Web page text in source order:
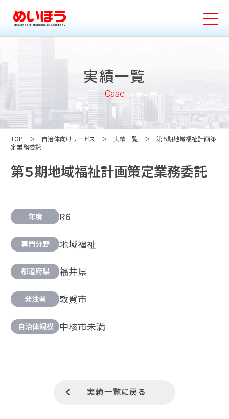
実績一覧
Case
TOP 自治体向けサービス 実績一覧
第５期地域福祉計画策
定業務委託
第５期地域福祉計画策定業務委託
年度 R6
専門分野 地域福祉
都道府県 福井県
発注者 敦賀市
自治体規模 中核市未満
実績一覧に戻る